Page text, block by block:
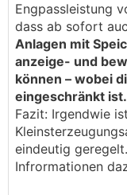
Engpassleistung
dass ab sofort
Anlagen mit
anzeige- und
können – wobei
eingeschränkt ist.
Fazit: Irgendwie
eindeutig
Infrormationen